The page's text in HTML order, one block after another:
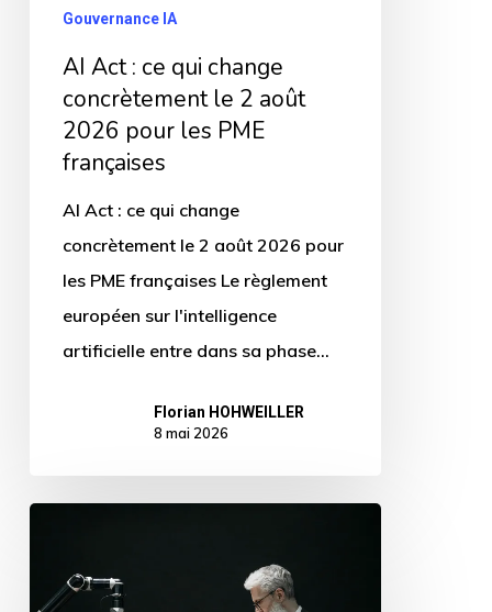
pour
françaises
Gouvernance IA
AI Act : ce qui change
concrètement le 2 août
2026 pour les PME
françaises
AI Act : ce qui change
concrètement le 2 août 2026 pour
les PME françaises Le règlement
européen sur l'intelligence
artificielle entre dans sa phase…
Florian HOHWEILLER
8 mai 2026
autonomes